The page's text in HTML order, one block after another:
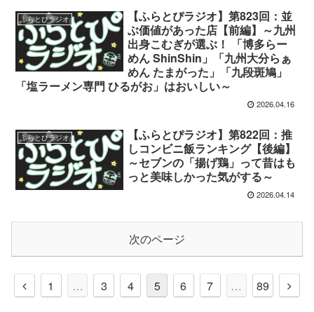
ふらとぴラジオ
【ふらとぴラジオ】第823回：並
ぶ価値があった店【前編】～九州
出身こむぎが選ぶ！ 「博多らー
めん ShinShin」「九州大分らぁ
めん たまがった」「九段斑鳩」
「塩ラーメン専門 ひるがお」はおいしい～
2026.04.16
ふらとぴラジオ
【ふらとぴラジオ】第822回：推
しコンビニ飯ランキング【後編】
～セブンの「揚げ鶏」って昔はも
っと美味しかった気がする～
2026.04.14
次のページ
前
1 … 3 4 5 6 7 … 89
次